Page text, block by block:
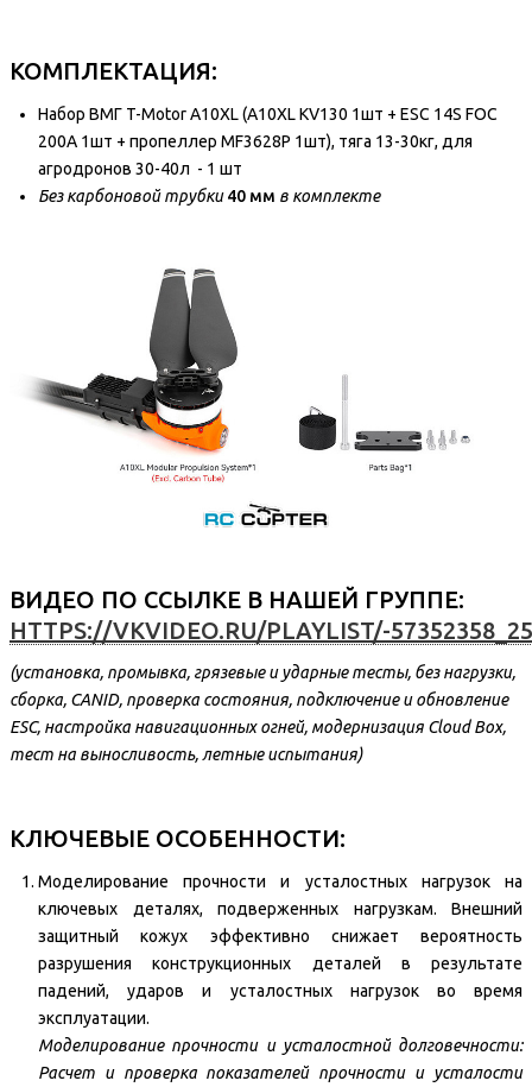
КОМПЛЕКТАЦИЯ:
Набор ВМГ T-Motor A10XL (A10XL KV130 1шт + ESC 14S FOC
200A 1шт + пропеллер MF3628P 1шт), тяга 13-30кг, для
агродронов 30-40л - 1 шт
Без карбоновой трубки40 мм в комплекте
ВИДЕО ПО ССЫЛКЕ В НАШЕЙ ГРУППЕ:
HTTPS://VKVIDEO.RU/PLAYLIST/-57352358_25
(установка, промывка, грязевые и ударные тесты, без нагрузки,
сборка, CANID, проверка состояния, подключение и обновление
ESC, настройка навигационных огней, модернизация Cloud Box,
тест на выносливость, летные испытания)
КЛЮЧЕВЫЕ ОСОБЕННОСТИ:
Моделирование прочности и усталостных нагрузок на
ключевых деталях, подверженных нагрузкам. Внешний
защитный кожух эффективно снижает вероятность
разрушения конструкционных деталей в результате
падений, ударов и усталостных нагрузок во время
эксплуатации.
Моделирование прочности и усталостной долговечности:
Расчет и проверка показателей прочности и усталости